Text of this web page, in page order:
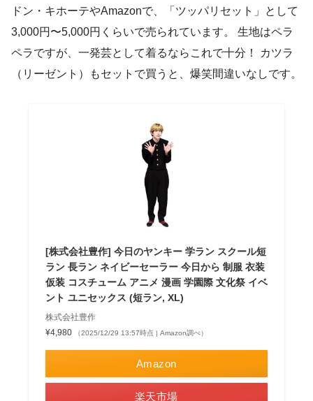
ドン・キホーテやAmazonで、「ツッパリセット」として
3,000円〜5,000円くらいで売られています。 生地はペラ
ペラですが、一発芸として着るならこれで十分！ カツラ
（リーゼント）もセットで買うと、爆笑間違いなしです。
[株式会社豊作] 今日のヤンキー 学ラン スクール短
ラン 長ラン ネイビーセーラー 今日から 制服 衣装
仮装 コスチューム アニメ 漫画 学園際 文化祭 イベ
ント ユニセックス (短ラン, XL)
株式会社豊作
¥4,980
（2025/12/29 13:57時点 | Amazon調べ）
Amazon
楽天市場